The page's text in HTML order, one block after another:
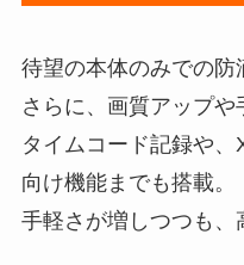
待望の本体のみでの防
さらに、画質アップや
タイムコード記録や、
向け機能までも搭載。
手軽さが増しつつも、